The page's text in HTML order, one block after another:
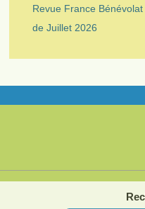
Revue France
de Juillet 2026